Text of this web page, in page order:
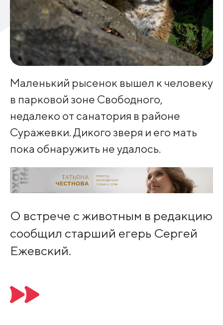
Маленький рысенок вышел к человеку
в парковой зоне Свободного,
недалеко от санатория в районе
Суражевки. Дикого зверя и его мать
пока обнаружить не удалось.
О встрече с животным в редакцию
сообщил старший егерь Сергей
Ежевский.